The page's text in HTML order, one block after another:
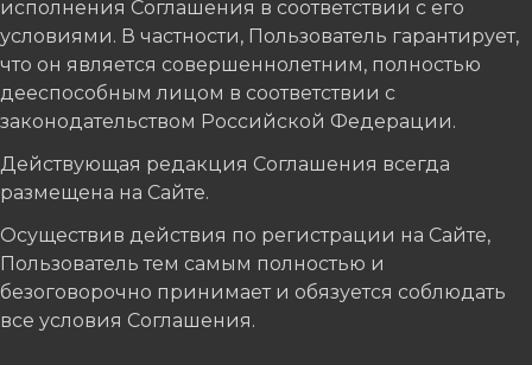
исполнения Соглашения в соответствии с его
условиями. В частности, Пользователь гарантирует,
что он является совершеннолетним, полностью
дееспособным лицом в соответствии с
законодательством Российской Федерации.
Действующая редакция Соглашения всегда
размещена на Сайте.
Осуществив действия по регистрации на Сайте,
Пользователь тем самым полностью и
безоговорочно принимает и обязуется соблюдать
все условия Соглашения.